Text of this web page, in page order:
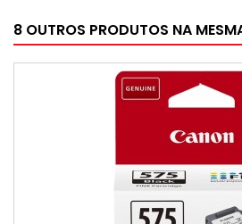
8 OUTROS PRODUTOS NA